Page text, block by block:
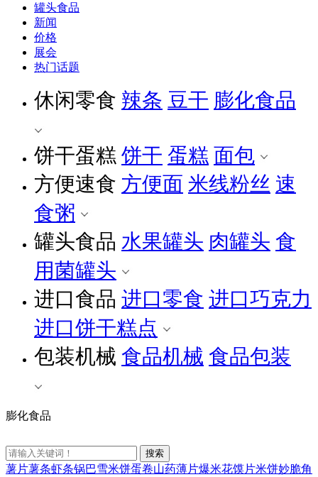
罐头食品
新闻
价格
展会
热门话题
休闲零食 辣条 豆干 膨化食品
饼干蛋糕 饼干 蛋糕 面包
方便速食 方便面 米线粉丝 速
食粥
罐头食品 水果罐头 肉罐头 食
用菌罐头
进口食品 进口零食 进口巧克力
进口饼干糕点
包装机械 食品机械 食品包装
膨化食品
薯片薯条虾条锅巴雪米饼蛋卷山药薄片爆米花馍片米饼妙脆角